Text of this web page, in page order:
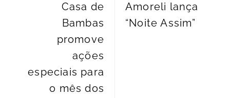
Casa de
Bambas
promove
ações
especiais para
o mês dos
Amoreli lança
“Noite Assim”